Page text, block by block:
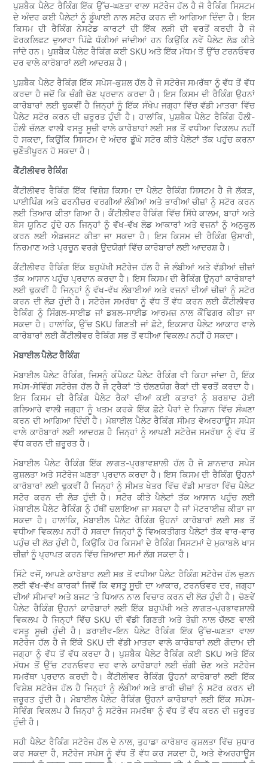
ਪੁਸ਼ਬੈਕ ਪੈਲੇਟ ਰੈਕਿੰਗ ਇੱਕ ਉੱਚ-ਘਣਤਾ ਵਾਲਾ ਸਟੋਰੇਜ ਹੱਲ ਹੈ ਜੋ ਰੈਕਿੰਗ ਸਿਸਟਮ
ਦੇ ਅੰਦਰ ਕਈ ਪੈਲੇਟਾਂ ਨੂੰ ਡੂੰਘਾਈ ਨਾਲ ਸਟੋਰ ਕਰਨ ਦੀ ਆਗਿਆ ਦਿੰਦਾ ਹੈ। ਇਸ
ਕਿਸਮ ਦੀ ਰੈਕਿੰਗ ਨੇਸਟੇਡ ਕਾਰਟਾਂ ਦੀ ਇੱਕ ਲੜੀ ਦੀ ਵਰਤੋਂ ਕਰਦੀ ਹੈ ਜੋ
ਫੋਰਕਲਿਫਟ ਦੁਆਰਾ ਪਿੱਛੇ ਧੱਕੀਆਂ ਜਾਂਦੀਆਂ ਹਨ ਕਿਉਂਕਿ ਨਵੇਂ ਪੈਲੇਟ ਲੋਡ ਕੀਤੇ
ਜਾਂਦੇ ਹਨ। ਪੁਸ਼ਬੈਕ ਪੈਲੇਟ ਰੈਕਿੰਗ ਕਈ SKU ਅਤੇ ਇੱਕ ਮੱਧਮ ਤੋਂ ਉੱਚ ਟਰਨਓਵਰ
ਦਰ ਵਾਲੇ ਕਾਰੋਬਾਰਾਂ ਲਈ ਆਦਰਸ਼ ਹੈ।
ਪੁਸ਼ਬੈਕ ਪੈਲੇਟ ਰੈਕਿੰਗ ਇੱਕ ਸਪੇਸ-ਕੁਸ਼ਲ ਹੱਲ ਹੈ ਜੋ ਸਟੋਰੇਜ ਸਮਰੱਥਾ ਨੂੰ ਵੱਧ ਤੋਂ ਵੱਧ
ਕਰਦਾ ਹੈ ਜਦੋਂ ਕਿ ਚੰਗੀ ਚੋਣ ਪ੍ਰਦਾਨ ਕਰਦਾ ਹੈ। ਇਸ ਕਿਸਮ ਦੀ ਰੈਕਿੰਗ ਉਹਨਾਂ
ਕਾਰੋਬਾਰਾਂ ਲਈ ਢੁਕਵੀਂ ਹੈ ਜਿਨ੍ਹਾਂ ਨੂੰ ਇੱਕ ਸੰਖੇਪ ਜਗ੍ਹਾ ਵਿੱਚ ਵੱਡੀ ਮਾਤਰਾ ਵਿੱਚ
ਪੈਲੇਟ ਸਟੋਰ ਕਰਨ ਦੀ ਜ਼ਰੂਰਤ ਹੁੰਦੀ ਹੈ। ਹਾਲਾਂਕਿ, ਪੁਸ਼ਬੈਕ ਪੈਲੇਟ ਰੈਕਿੰਗ ਹੌਲੀ-
ਹੌਲੀ ਚੱਲਣ ਵਾਲੀ ਵਸਤੂ ਸੂਚੀ ਵਾਲੇ ਕਾਰੋਬਾਰਾਂ ਲਈ ਸਭ ਤੋਂ ਵਧੀਆ ਵਿਕਲਪ ਨਹੀਂ
ਹੋ ਸਕਦਾ, ਕਿਉਂਕਿ ਸਿਸਟਮ ਦੇ ਅੰਦਰ ਡੂੰਘੇ ਸਟੋਰ ਕੀਤੇ ਪੈਲੇਟਾਂ ਤੱਕ ਪਹੁੰਚ ਕਰਨਾ
ਚੁਣੌਤੀਪੂਰਨ ਹੋ ਸਕਦਾ ਹੈ।
ਕੈਂਟੀਲੀਵਰ ਰੈਕਿੰਗ
ਕੈਂਟੀਲੀਵਰ ਰੈਕਿੰਗ ਇੱਕ ਵਿਸ਼ੇਸ਼ ਕਿਸਮ ਦਾ ਪੈਲੇਟ ਰੈਕਿੰਗ ਸਿਸਟਮ ਹੈ ਜੋ ਲੱਕੜ,
ਪਾਈਪਿੰਗ ਅਤੇ ਫਰਨੀਚਰ ਵਰਗੀਆਂ ਲੰਬੀਆਂ ਅਤੇ ਭਾਰੀਆਂ ਚੀਜ਼ਾਂ ਨੂੰ ਸਟੋਰ ਕਰਨ
ਲਈ ਤਿਆਰ ਕੀਤਾ ਗਿਆ ਹੈ। ਕੈਂਟੀਲੀਵਰ ਰੈਕਿੰਗ ਵਿੱਚ ਸਿੱਧੇ ਕਾਲਮ, ਬਾਹਾਂ ਅਤੇ
ਬੇਸ ਯੂਨਿਟ ਹੁੰਦੇ ਹਨ ਜਿਨ੍ਹਾਂ ਨੂੰ ਵੱਖ-ਵੱਖ ਲੋਡ ਆਕਾਰਾਂ ਅਤੇ ਵਜ਼ਨਾਂ ਨੂੰ ਅਨੁਕੂਲ
ਕਰਨ ਲਈ ਐਡਜਸਟ ਕੀਤਾ ਜਾ ਸਕਦਾ ਹੈ। ਇਸ ਕਿਸਮ ਦੀ ਰੈਕਿੰਗ ਉਸਾਰੀ,
ਨਿਰਮਾਣ ਅਤੇ ਪ੍ਰਚੂਨ ਵਰਗੇ ਉਦਯੋਗਾਂ ਵਿੱਚ ਕਾਰੋਬਾਰਾਂ ਲਈ ਆਦਰਸ਼ ਹੈ।
ਕੈਂਟੀਲੀਵਰ ਰੈਕਿੰਗ ਇੱਕ ਬਹੁਪੱਖੀ ਸਟੋਰੇਜ ਹੱਲ ਹੈ ਜੋ ਲੰਬੀਆਂ ਅਤੇ ਵੱਡੀਆਂ ਚੀਜ਼ਾਂ
ਤੱਕ ਆਸਾਨ ਪਹੁੰਚ ਪ੍ਰਦਾਨ ਕਰਦਾ ਹੈ। ਇਸ ਕਿਸਮ ਦੀ ਰੈਕਿੰਗ ਉਨ੍ਹਾਂ ਕਾਰੋਬਾਰਾਂ
ਲਈ ਢੁਕਵੀਂ ਹੈ ਜਿਨ੍ਹਾਂ ਨੂੰ ਵੱਖ-ਵੱਖ ਲੰਬਾਈਆਂ ਅਤੇ ਵਜ਼ਨਾਂ ਦੀਆਂ ਚੀਜ਼ਾਂ ਨੂੰ ਸਟੋਰ
ਕਰਨ ਦੀ ਲੋੜ ਹੁੰਦੀ ਹੈ। ਸਟੋਰੇਜ ਸਮਰੱਥਾ ਨੂੰ ਵੱਧ ਤੋਂ ਵੱਧ ਕਰਨ ਲਈ ਕੈਂਟੀਲੀਵਰ
ਰੈਕਿੰਗ ਨੂੰ ਸਿੰਗਲ-ਸਾਈਡ ਜਾਂ ਡਬਲ-ਸਾਈਡ ਆਰਮਜ਼ ਨਾਲ ਕੌਂਫਿਗਰ ਕੀਤਾ ਜਾ
ਸਕਦਾ ਹੈ। ਹਾਲਾਂਕਿ, ਉੱਚ SKU ਗਿਣਤੀ ਜਾਂ ਛੋਟੇ, ਇਕਸਾਰ ਪੈਲੇਟ ਆਕਾਰ ਵਾਲੇ
ਕਾਰੋਬਾਰਾਂ ਲਈ ਕੈਂਟੀਲੀਵਰ ਰੈਕਿੰਗ ਸਭ ਤੋਂ ਵਧੀਆ ਵਿਕਲਪ ਨਹੀਂ ਹੋ ਸਕਦਾ।
ਮੋਬਾਈਲ ਪੈਲੇਟ ਰੈਕਿੰਗ
ਮੋਬਾਈਲ ਪੈਲੇਟ ਰੈਕਿੰਗ, ਜਿਸਨੂੰ ਕੰਪੈਕਟ ਪੈਲੇਟ ਰੈਕਿੰਗ ਵੀ ਕਿਹਾ ਜਾਂਦਾ ਹੈ, ਇੱਕ
ਸਪੇਸ-ਸੇਵਿੰਗ ਸਟੋਰੇਜ ਹੱਲ ਹੈ ਜੋ ਟ੍ਰੈਕਾਂ 'ਤੇ ਚੱਲਣਯੋਗ ਰੈਕਾਂ ਦੀ ਵਰਤੋਂ ਕਰਦਾ ਹੈ।
ਇਸ ਕਿਸਮ ਦੀ ਰੈਕਿੰਗ ਪੈਲੇਟ ਰੈਕਾਂ ਦੀਆਂ ਕਈ ਕਤਾਰਾਂ ਨੂੰ ਬਰਬਾਦ ਹੋਈ
ਗਲਿਆਰੇ ਵਾਲੀ ਜਗ੍ਹਾ ਨੂੰ ਖਤਮ ਕਰਕੇ ਇੱਕ ਛੋਟੇ ਪੈਰਾਂ ਦੇ ਨਿਸ਼ਾਨ ਵਿੱਚ ਸੰਘਣਾ
ਕਰਨ ਦੀ ਆਗਿਆ ਦਿੰਦੀ ਹੈ। ਮੋਬਾਈਲ ਪੈਲੇਟ ਰੈਕਿੰਗ ਸੀਮਤ ਵੇਅਰਹਾਊਸ ਸਪੇਸ
ਵਾਲੇ ਕਾਰੋਬਾਰਾਂ ਲਈ ਆਦਰਸ਼ ਹੈ ਜਿਨ੍ਹਾਂ ਨੂੰ ਆਪਣੀ ਸਟੋਰੇਜ ਸਮਰੱਥਾ ਨੂੰ ਵੱਧ ਤੋਂ
ਵੱਧ ਕਰਨ ਦੀ ਜ਼ਰੂਰਤ ਹੈ।
ਮੋਬਾਈਲ ਪੈਲੇਟ ਰੈਕਿੰਗ ਇੱਕ ਲਾਗਤ-ਪ੍ਰਭਾਵਸ਼ਾਲੀ ਹੱਲ ਹੈ ਜੋ ਸ਼ਾਨਦਾਰ ਸਪੇਸ
ਕੁਸ਼ਲਤਾ ਅਤੇ ਸਟੋਰੇਜ ਘਣਤਾ ਪ੍ਰਦਾਨ ਕਰਦਾ ਹੈ। ਇਸ ਕਿਸਮ ਦੀ ਰੈਕਿੰਗ ਉਹਨਾਂ
ਕਾਰੋਬਾਰਾਂ ਲਈ ਢੁਕਵੀਂ ਹੈ ਜਿਨ੍ਹਾਂ ਨੂੰ ਸੀਮਤ ਖੇਤਰ ਵਿੱਚ ਵੱਡੀ ਮਾਤਰਾ ਵਿੱਚ ਪੈਲੇਟ
ਸਟੋਰ ਕਰਨ ਦੀ ਲੋੜ ਹੁੰਦੀ ਹੈ। ਸਟੋਰ ਕੀਤੇ ਪੈਲੇਟਾਂ ਤੱਕ ਆਸਾਨ ਪਹੁੰਚ ਲਈ
ਮੋਬਾਈਲ ਪੈਲੇਟ ਰੈਕਿੰਗ ਨੂੰ ਹੱਥੀਂ ਚਲਾਇਆ ਜਾ ਸਕਦਾ ਹੈ ਜਾਂ ਮੋਟਰਾਈਜ਼ ਕੀਤਾ ਜਾ
ਸਕਦਾ ਹੈ। ਹਾਲਾਂਕਿ, ਮੋਬਾਈਲ ਪੈਲੇਟ ਰੈਕਿੰਗ ਉਹਨਾਂ ਕਾਰੋਬਾਰਾਂ ਲਈ ਸਭ ਤੋਂ
ਵਧੀਆ ਵਿਕਲਪ ਨਹੀਂ ਹੋ ਸਕਦਾ ਜਿਨ੍ਹਾਂ ਨੂੰ ਵਿਅਕਤੀਗਤ ਪੈਲੇਟਾਂ ਤੱਕ ਵਾਰ-ਵਾਰ
ਪਹੁੰਚ ਦੀ ਲੋੜ ਹੁੰਦੀ ਹੈ, ਕਿਉਂਕਿ ਹੋਰ ਕਿਸਮਾਂ ਦੇ ਰੈਕਿੰਗ ਸਿਸਟਮਾਂ ਦੇ ਮੁਕਾਬਲੇ ਖਾਸ
ਚੀਜ਼ਾਂ ਨੂੰ ਪ੍ਰਾਪਤ ਕਰਨ ਵਿੱਚ ਜ਼ਿਆਦਾ ਸਮਾਂ ਲੱਗ ਸਕਦਾ ਹੈ।
ਸਿੱਟੇ ਵਜੋਂ, ਆਪਣੇ ਕਾਰੋਬਾਰ ਲਈ ਸਭ ਤੋਂ ਵਧੀਆ ਪੈਲੇਟ ਰੈਕਿੰਗ ਸਟੋਰੇਜ ਹੱਲ ਚੁਣਨ
ਲਈ ਵੱਖ-ਵੱਖ ਕਾਰਕਾਂ ਜਿਵੇਂ ਕਿ ਵਸਤੂ ਸੂਚੀ ਦਾ ਆਕਾਰ, ਟਰਨਓਵਰ ਦਰ, ਜਗ੍ਹਾ
ਦੀਆਂ ਸੀਮਾਵਾਂ ਅਤੇ ਬਜਟ 'ਤੇ ਧਿਆਨ ਨਾਲ ਵਿਚਾਰ ਕਰਨ ਦੀ ਲੋੜ ਹੁੰਦੀ ਹੈ। ਚੋਣਵੇਂ
ਪੈਲੇਟ ਰੈਕਿੰਗ ਉਹਨਾਂ ਕਾਰੋਬਾਰਾਂ ਲਈ ਇੱਕ ਬਹੁਪੱਖੀ ਅਤੇ ਲਾਗਤ-ਪ੍ਰਭਾਵਸ਼ਾਲੀ
ਵਿਕਲਪ ਹੈ ਜਿਨ੍ਹਾਂ ਵਿੱਚ SKU ਦੀ ਵੱਡੀ ਗਿਣਤੀ ਅਤੇ ਤੇਜ਼ੀ ਨਾਲ ਚੱਲਣ ਵਾਲੀ
ਵਸਤੂ ਸੂਚੀ ਹੁੰਦੀ ਹੈ। ਡਰਾਈਵ-ਇਨ ਪੈਲੇਟ ਰੈਕਿੰਗ ਇੱਕ ਉੱਚ-ਘਣਤਾ ਵਾਲਾ
ਸਟੋਰੇਜ ਹੱਲ ਹੈ ਜੋ ਇੱਕੋ SKU ਦੀ ਵੱਡੀ ਮਾਤਰਾ ਵਾਲੇ ਕਾਰੋਬਾਰਾਂ ਲਈ ਗੋਦਾਮ ਦੀ
ਜਗ੍ਹਾ ਨੂੰ ਵੱਧ ਤੋਂ ਵੱਧ ਕਰਦਾ ਹੈ। ਪੁਸ਼ਬੈਕ ਪੈਲੇਟ ਰੈਕਿੰਗ ਕਈ SKU ਅਤੇ ਇੱਕ
ਮੱਧਮ ਤੋਂ ਉੱਚ ਟਰਨਓਵਰ ਦਰ ਵਾਲੇ ਕਾਰੋਬਾਰਾਂ ਲਈ ਚੰਗੀ ਚੋਣ ਅਤੇ ਸਟੋਰੇਜ
ਸਮਰੱਥਾ ਪ੍ਰਦਾਨ ਕਰਦੀ ਹੈ। ਕੈਂਟੀਲੀਵਰ ਰੈਕਿੰਗ ਉਹਨਾਂ ਕਾਰੋਬਾਰਾਂ ਲਈ ਇੱਕ
ਵਿਸ਼ੇਸ਼ ਸਟੋਰੇਜ ਹੱਲ ਹੈ ਜਿਨ੍ਹਾਂ ਨੂੰ ਲੰਬੀਆਂ ਅਤੇ ਭਾਰੀ ਚੀਜ਼ਾਂ ਨੂੰ ਸਟੋਰ ਕਰਨ ਦੀ
ਜ਼ਰੂਰਤ ਹੁੰਦੀ ਹੈ। ਮੋਬਾਈਲ ਪੈਲੇਟ ਰੈਕਿੰਗ ਉਹਨਾਂ ਕਾਰੋਬਾਰਾਂ ਲਈ ਇੱਕ ਸਪੇਸ-
ਸੇਵਿੰਗ ਵਿਕਲਪ ਹੈ ਜਿਨ੍ਹਾਂ ਨੂੰ ਸਟੋਰੇਜ ਸਮਰੱਥਾ ਨੂੰ ਵੱਧ ਤੋਂ ਵੱਧ ਕਰਨ ਦੀ ਜ਼ਰੂਰਤ
ਹੁੰਦੀ ਹੈ।
ਸਹੀ ਪੈਲੇਟ ਰੈਕਿੰਗ ਸਟੋਰੇਜ ਹੱਲ ਦੇ ਨਾਲ, ਤੁਹਾਡਾ ਕਾਰੋਬਾਰ ਕੁਸ਼ਲਤਾ ਵਿੱਚ ਸੁਧਾਰ
ਕਰ ਸਕਦਾ ਹੈ, ਸਟੋਰੇਜ ਸਪੇਸ ਨੂੰ ਵੱਧ ਤੋਂ ਵੱਧ ਕਰ ਸਕਦਾ ਹੈ, ਅਤੇ ਵੇਅਰਹਾਊਸ